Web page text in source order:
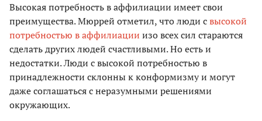
Высокая потребность в аффилиации имеет свои
преимущества. Мюррей отметил, что люди свысокой
потребностью в аффилиации изо всех сил стараются
сделать других людей счастливыми. Но есть и
недостатки. Люди с высокой потребностью в
принадлежности склонны к конформизму и могут
даже соглашаться с неразумными решениями
окружающих.